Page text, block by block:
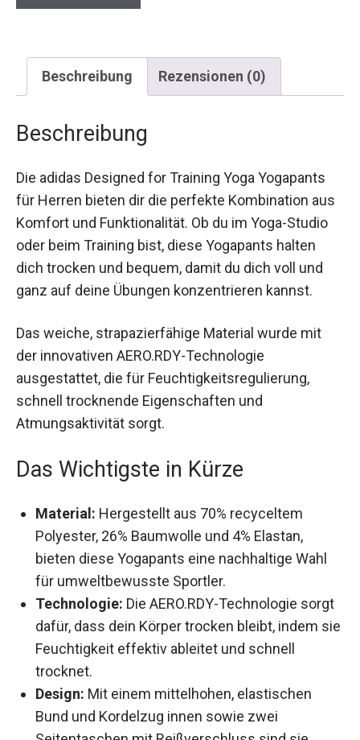
Beschreibung
für Herren bieten dir die perfekte Kombination
aus Komfort und Funktionalität. Ob du im Yoga-
Studio oder beim Training bist, diese Yogapants
halten dich trocken und bequem, damit du dich
voll und ganz auf deine Übungen konzentrieren
kannst.
Das weiche, strapazierfähige Material wurde mit
der innovativen AERO.RDY-Technologie
ausgestattet, die für Feuchtigkeitsregulierung,
schnell trocknende Eigenschaften und
Atmungsaktivität sorgt.
Das Wichtigste in Kürze
Material: Hergestellt aus 70% recyceltem
Polyester, 26% Baumwolle und 4% Elastan,
bieten diese Yogapants eine nachhaltige Wahl
für umweltbewusste Sportler.
Technologie: Die AERO.RDY-Technologie
sorgt dafür, dass dein Körper trocken bleibt,
indem sie Feuchtigkeit effektiv ableitet und
schnell trocknet.
Design: Mit einem mittelhohen, elastischen
Bund und Kordelzug innen sowie zwei